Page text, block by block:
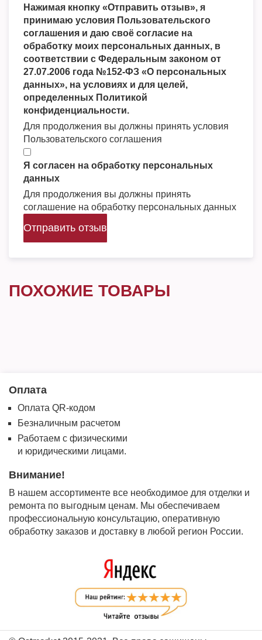
Нажимая кнопку «Отправить отзыв», я
принимаю условия Пользовательского
соглашения и даю своё согласие на
обработку моих персональных данных, в
соответствии с Федеральным законом от
27.07.2006 года №152-ФЗ «О персональных
данных», на условиях и для целей,
определенных Политикой
конфиденциальности.
Для продолжения вы должны принять условия
Пользовательского соглашения
Я согласен на обработку персональных
данных
Для продолжения вы должны принять
соглашение на обработку персональных данных
Отправить отзыв
ПОХОЖИЕ ТОВАРЫ
Оплата
Оплата QR-кодом
Безналичным расчетом
Работаем с физическими
и юридическими лицами.
Внимание!
В нашем ассортименте все необходимое для отделки и
ремонта по выгодным ценам. Мы обеспечиваем
профессиональную консультацию, оперативную
обработку заказов и доставку в любой регион России.